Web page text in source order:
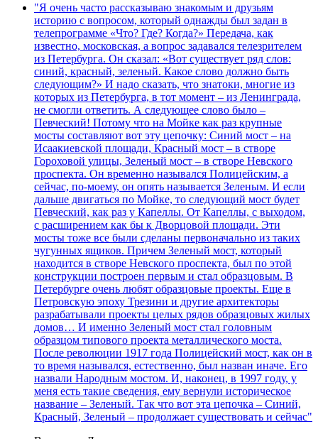
"Я очень часто рассказываю знакомым и друзьям
историю с вопросом, который однажды был задан в
телепрограмме «Что? Где? Когда?» Передача, как
известно, московская, а вопрос задавался телезрителем
из Петербурга. Он сказал: «Вот существует ряд слов:
синий, красный, зеленый. Какое слово должно быть
следующим?» И надо сказать, что знатоки, многие из
которых из Петербурга, в тот момент – из Ленинграда,
не смогли ответить. А следующее слово было –
Певческий! Потому что на Мойке как раз крупные
мосты составляют вот эту цепочку: Синий мост – на
Исаакиевской площади, Красный мост – в створе
Гороховой улицы, Зеленый мост – в створе Невского
проспекта. Он временно назывался Полицейским, а
сейчас, по-моему, он опять называется Зеленым. И если
дальше двигаться по Мойке, то следующий мост будет
Певческий, как раз у Капеллы. От Капеллы, с выходом,
с расширением как бы к Дворцовой площади. Эти
мосты тоже все были сделаны первоначально из таких
чугунных ящиков. Причем Зеленый мост, который
находится в створе Невского проспекта, был по этой
конструкции построен первым и стал образцовым. В
Петербурге очень любят образцовые проекты. Еще в
Петровскую эпоху Трезини и другие архитекторы
разрабатывали проекты целых рядов образцовых жилых
домов… И именно Зеленый мост стал головным
образцом типового проекта металлического моста.
После революции 1917 года Полицейский мост, как он в
то время назывался, естественно, был назван иначе. Его
назвали Народным мостом. И, наконец, в 1997 году, у
меня есть такие сведения, ему вернули историческое
название – Зеленый. Так что вот эта цепочка – Синий,
Красный, Зеленый – продолжает существовать и сейчас"